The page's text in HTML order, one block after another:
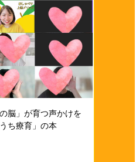
脳」が育つ声かけを
ち療育」の本